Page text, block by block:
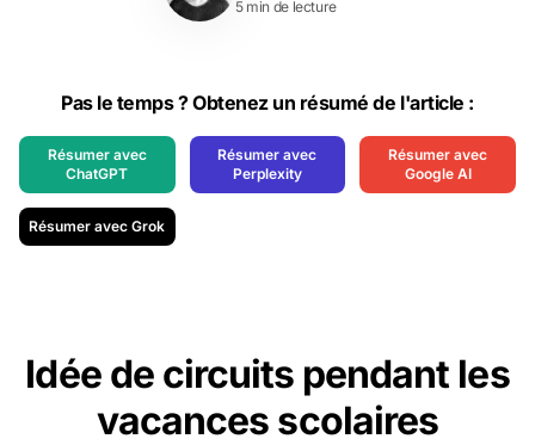
Idée de circuits pendant les
vacances scolaires
5 min de lecture
Pas le temps ? Obtenez un résumé de l'article :
Résumer avec
ChatGPT
Résumer avec
Perplexity
Résumer avec
Google AI
Résumer avec Grok